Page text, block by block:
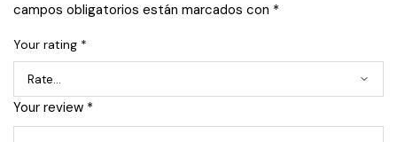
campos obligatorios están marcados con *
Your rating *
Your review *